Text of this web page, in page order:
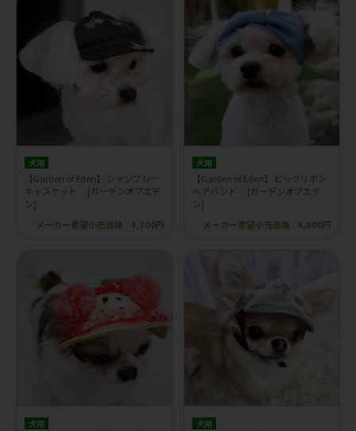
犬用
【Garden of Eden】 シャンブレー
キャスケット [ガーデンオブエデ
ン]
メーカー希望小売価格
4,700円
犬用
【Garden of Eden】 ビックリボン
ヘアバンド [ガーデンオブエデ
ン]
メーカー希望小売価格
4,800円
犬用 犬用